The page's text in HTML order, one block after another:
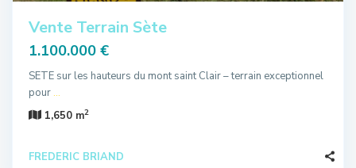
Vente Terrain Sète
1.100.000 €
SETE sur les hauteurs du mont saint Clair – terrain exceptionnel
pour ...
1,650 m2
FREDERIC BRIAND